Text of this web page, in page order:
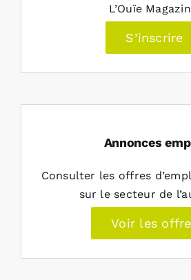
L’Ouïe
S’inscrire
Annonces
Consulter les offres
sur le secteur de
Voir les